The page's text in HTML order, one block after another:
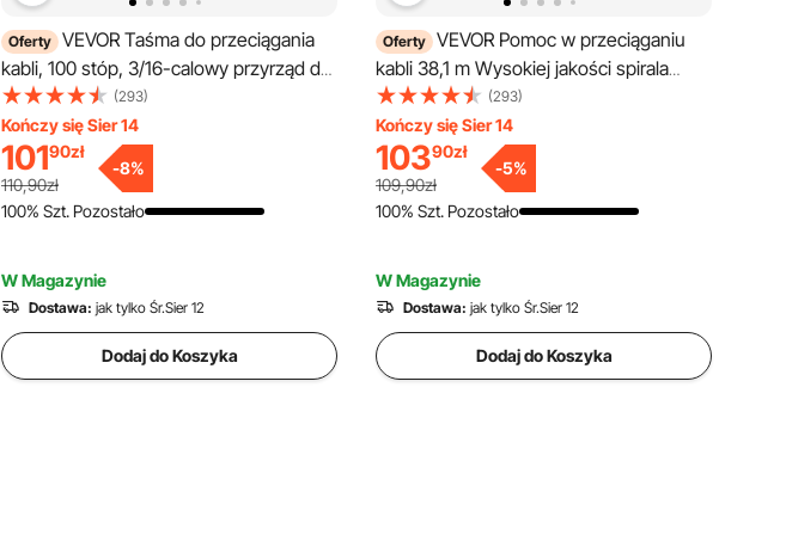
Oferty VEVOR Taśma do przeciągania
kabli, 100 stóp, 3/16-calowy przyrząd do
przeciągania przewodów z włókna
szklanego z zoptymalizowanym
korpusem i uchwytem, ​​łatwe w
obsłudze narzędzie do przeciągania
kabli, elastyczne narzędzia do
przewodach elektrycznych,
nieprzewodzące
(293)
Kończy się Sier 14
10190zł
110,90zł
-8%
100% Szt. Pozostało
W Magazynie
Dostawa: jak tylko Śr.Sier 12
Dodaj do Koszyka
Oferty VEVOR Pomoc w przeciąganiu
kabli 38,1 m Wysokiej jakości spirala
wciągająca z tworzywa PET, w zestawie
bawełniane rękawiczki i zamknięcie Drut
do przeciągania pustych rur z odpornym
na zerwanie kablem [4,5 mm] Sprężyna
wciągająca Pomoc w przeciąganiu
(293)
Kończy się Sier 14
10390zł
109,90zł
-5%
100% Szt. Pozostało
W Magazynie
Dostawa: jak tylko Śr.Sier 12
Dodaj do Koszyka